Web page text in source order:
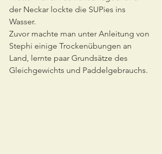
der Neckar lockte die SUPies ins
Wasser.
Zuvor machte man unter Anleitung von
Stephi einige Trockenübungen an
Land, lernte paar Grundsätze des
Gleichgewichts und Paddelgebrauchs.